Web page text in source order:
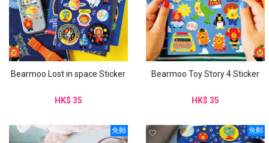
Bearmoo Lost in space Sticker
HK$ 35
Bearmoo Toy Story 4 Sticker
HK$ 35
免郵 免郵